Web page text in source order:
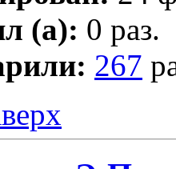
(а): 0 раз.
267